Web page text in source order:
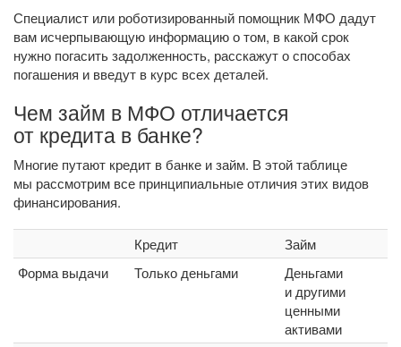
Специалист или роботизированный помощник МФО дадут
вам исчерпывающую информацию о том, в какой срок
нужно погасить задолженность, расскажут о способах
погашения и введут в курс всех деталей.
Чем займ в МФО отличается
от кредита в банке?
Многие путают кредит в банке и займ. В этой таблице
мы рассмотрим все принципиальные отличия этих видов
финансирования.
Кредит
Займ
Форма выдачи
Только деньгами
Деньгами
и другими
ценными
активами